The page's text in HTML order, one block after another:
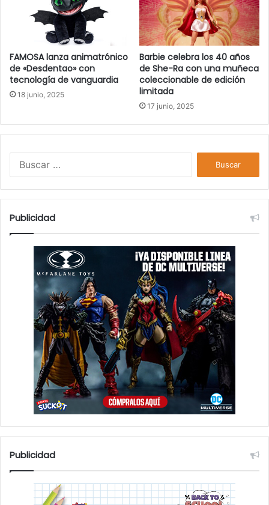
FAMOSA lanza animatrónico
de «Desdentao» con
tecnología de vanguardia
18 junio, 2025
Barbie celebra los 40 años
de She-Ra con una muñeca
coleccionable de edición
limitada
17 junio, 2025
:
Publicidad
Publicidad